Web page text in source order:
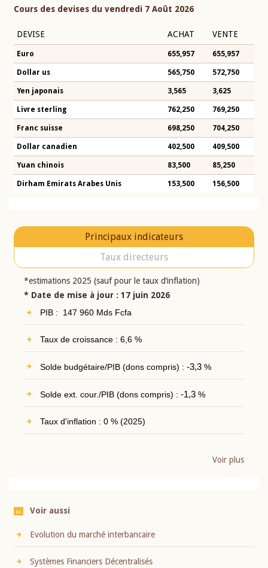
Cours des devises du vendredi 7 Août 2026
DEVISE ACHAT VENTE
Euro 655,957 655,957
Dollar us 565,750 572,750
Yen japonais 3,565 3,625
Livre sterling 762,250 769,250
Franc suisse 698,250 704,250
Dollar canadien 402,500 409,500
Yuan chinois 83,500 85,250
Dirham Emirats Arabes Unis 153,500 156,500
Principaux indicateurs
Taux directeurs
*estimations 2025 (sauf pour le taux d’inflation)
* Date de mise à jour : 17 juin 2026
PIB : 147 960 Mds Fcfa
Taux de croissance : 6,6 %
Solde budgétaire/PIB (dons compris) : -3,3%
Solde ext. cour./PIB (dons compris) : -1,3%
Taux d'inflation : 0 % (2025)
Voir plus
Voir aussi
Evolution du marché interbancaire
Systèmes Financiers Décentralisés